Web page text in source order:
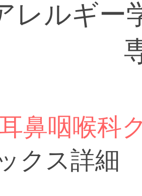
レルギー
鼻咽喉科
クス詳細